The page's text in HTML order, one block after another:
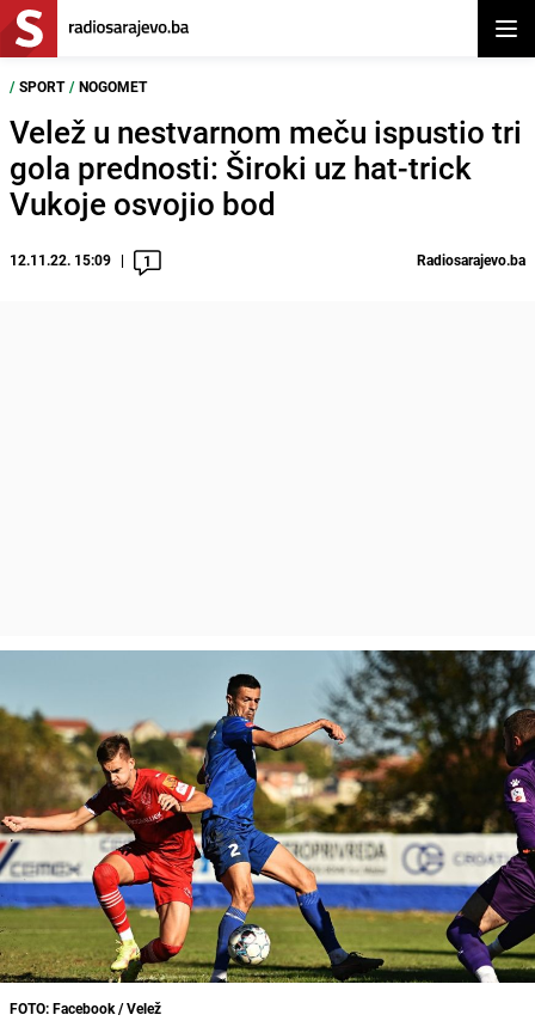
/ SPORT / NOGOMET
Velež u nestvarnom meču ispustio tri
gola prednosti: Široki uz hat-trick
Vukoje osvojio bod
12.11.22. 15:09 1 Radiosarajevo.ba
FOTO: Facebook / Velež